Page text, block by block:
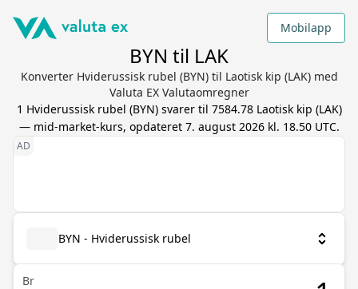
Mobilapp
BYN til LAK
Konverter Hviderussisk rubel (BYN) til Laotisk kip (LAK) med
Valuta EX Valutaomregner
1 Hviderussisk rubel (BYN) svarer til 7584.78 Laotisk kip (LAK)
— mid-market-kurs, opdateret 7. august 2026 kl. 18.50 UTC.
BYN - Hviderussisk rubel
Br